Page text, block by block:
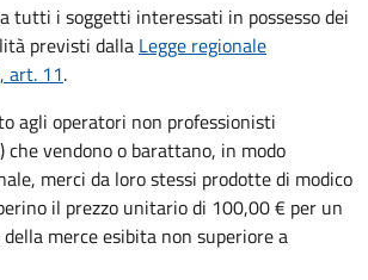
tutti i soggetti interessati in possesso dei
previsti dalla Legge regionale
art. 11.
agli operatori non professionisti
che vendono o barattano, in modo
merci da loro stessi prodotte di modico
il prezzo unitario di 100,00 € per un
merce esibita non superiore a